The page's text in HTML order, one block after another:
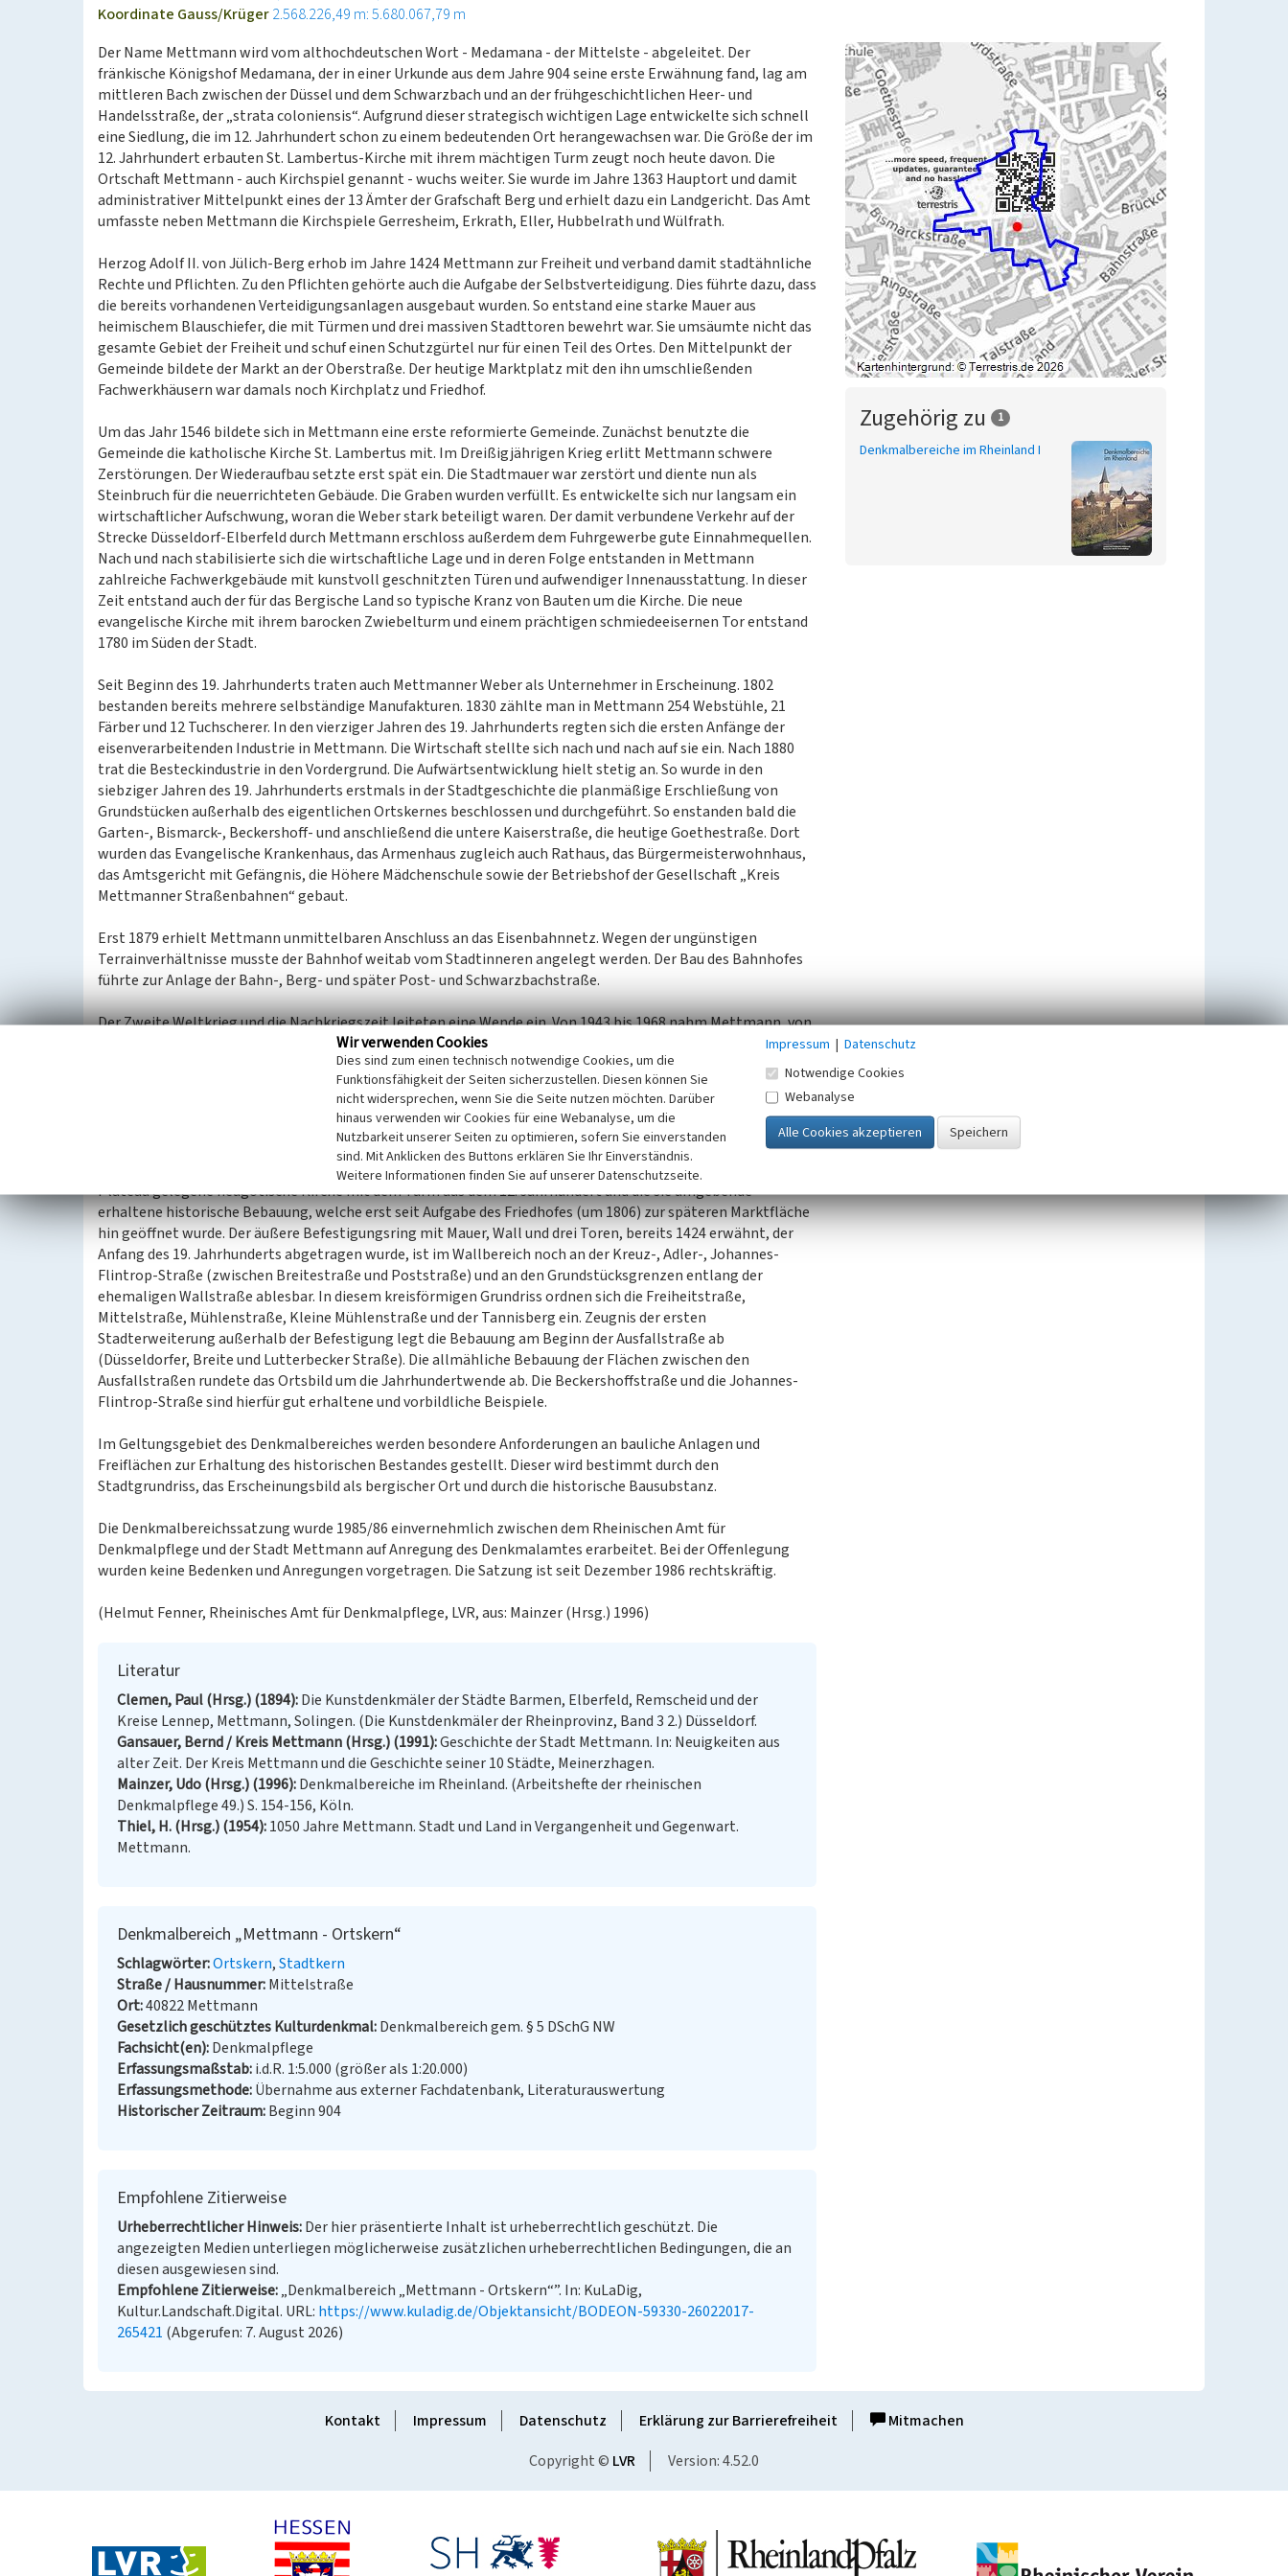
Koordinate Gauss/Krüger2.568.226,49 m: 5.680.067,79 m
Der Name Mettmann wird vom althochdeutschen Wort - Medamana - der Mittelste - abgeleitet. Der
fränkische Königshof Medamana, der in einer Urkunde aus dem Jahre 904 seine erste Erwähnung fand, lag am
mittleren Bach zwischen der Düssel und dem Schwarzbach und an der frühgeschichtlichen Heer- und
Handelsstraße, der „strata coloniensis“. Aufgrund dieser strategisch wichtigen Lage entwickelte sich schnell
eine Siedlung, die im 12. Jahrhundert schon zu einem bedeutenden Ort herangewachsen war. Die Größe der im
12. Jahrhundert erbauten St. Lambertus-Kirche mit ihrem mächtigen Turm zeugt noch heute davon. Die
Ortschaft Mettmann - auch Kirchspiel genannt - wuchs weiter. Sie wurde im Jahre 1363 Hauptort und damit
administrativer Mittelpunkt eines der 13 Ämter der Grafschaft Berg und erhielt dazu ein Landgericht. Das Amt
umfasste neben Mettmann die Kirchspiele Gerresheim, Erkrath, Eller, Hubbelrath und Wülfrath.
Herzog Adolf II. von Jülich-Berg erhob im Jahre 1424 Mettmann zur Freiheit und verband damit stadtähnliche
Rechte und Pflichten. Zu den Pflichten gehörte auch die Aufgabe der Selbstverteidigung. Dies führte dazu, dass
die bereits vorhandenen Verteidigungsanlagen ausgebaut wurden. So entstand eine starke Mauer aus
heimischem Blauschiefer, die mit Türmen und drei massiven Stadttoren bewehrt war. Sie umsäumte nicht das
gesamte Gebiet der Freiheit und schuf einen Schutzgürtel nur für einen Teil des Ortes. Den Mittelpunkt der
Gemeinde bildete der Markt an der Oberstraße. Der heutige Marktplatz mit den ihn umschließenden
Fachwerkhäusern war damals noch Kirchplatz und Friedhof.
Um das Jahr 1546 bildete sich in Mettmann eine erste reformierte Gemeinde. Zunächst benutzte die
Gemeinde die katholische Kirche St. Lambertus mit. Im Dreißigjährigen Krieg erlitt Mettmann schwere
Zerstörungen. Der Wiederaufbau setzte erst spät ein. Die Stadtmauer war zerstört und diente nun als
Steinbruch für die neuerrichteten Gebäude. Die Graben wurden verfüllt. Es entwickelte sich nur langsam ein
wirtschaftlicher Aufschwung, woran die Weber stark beteiligt waren. Der damit verbundene Verkehr auf der
Strecke Düsseldorf-Elberfeld durch Mettmann erschloss außerdem dem Fuhrgewerbe gute Einnahmequellen.
Nach und nach stabilisierte sich die wirtschaftliche Lage und in deren Folge entstanden in Mettmann
zahlreiche Fachwerkgebäude mit kunstvoll geschnitzten Türen und aufwendiger Innenausstattung. In dieser
Zeit entstand auch der für das Bergische Land so typische Kranz von Bauten um die Kirche. Die neue
evangelische Kirche mit ihrem barocken Zwiebelturm und einem prächtigen schmiedeeisernen Tor entstand
1780 im Süden der Stadt.
Seit Beginn des 19. Jahrhunderts traten auch Mettmanner Weber als Unternehmer in Erscheinung. 1802
bestanden bereits mehrere selbständige Manufakturen. 1830 zählte man in Mettmann 254 Webstühle, 21
Färber und 12 Tuchscherer. In den vierziger Jahren des 19. Jahrhunderts regten sich die ersten Anfänge der
eisenverarbeitenden Industrie in Mettmann. Die Wirtschaft stellte sich nach und nach auf sie ein. Nach 1880
trat die Besteckindustrie in den Vordergrund. Die Aufwärtsentwicklung hielt stetig an. So wurde in den
siebziger Jahren des 19. Jahrhunderts erstmals in der Stadtgeschichte die planmäßige Erschließung von
Grundstücken außerhalb des eigentlichen Ortskernes beschlossen und durchgeführt. So enstanden bald die
Garten-, Bismarck-, Beckershoff- und anschließend die untere Kaiserstraße, die heutige Goethestraße. Dort
wurden das Evangelische Krankenhaus, das Armenhaus zugleich auch Rathaus, das Bürgermeisterwohnhaus,
das Amtsgericht mit Gefängnis, die Höhere Mädchenschule sowie der Betriebshof der Gesellschaft „Kreis
Mettmanner Straßenbahnen“ gebaut.
Erst 1879 erhielt Mettmann unmittelbaren Anschluss an das Eisenbahnnetz. Wegen der ungünstigen
Terrainverhältnisse musste der Bahnhof weitab vom Stadtinneren angelegt werden. Der Bau des Bahnhofes
führte zur Anlage der Bahn-, Berg- und später Post- und Schwarzbachstraße.
Der Zweite Weltkrieg und die Nachkriegszeit leiteten eine Wende ein. Von 1943 bis 1968 nahm Mettmann, von
Bomben und anderen Kriegsschrecken nahezu unversehrt, rund 10.000 Neubürger auf. Dies führte
zwangsläufig zu einer großen Bautätigkeit und Ausweitung des Stadtgebietes. Die Stadt Mettmann ist heute
Sitz der Kreisverwaltung des gleichnamigen Kreises.
Mettmann besitzt heute in seinem Kern ein gut erhaltenes, typisch bergisches Ortsbild, das die
siedlungsgeschichtliche Entwicklung von der Zeit um 900 bis um die vorletzte Jahrhundertwende als
Wachstumsprozess ablesbar macht. Mittelpunkt der Siedlung ist die auf einem nach drei Seiten abfallenden
Plateau gelegene neugotische Kirche mit dem Turm aus dem 12. Jahrhundert und die sie umgebende
erhaltene historische Bebauung, welche erst seit Aufgabe des Friedhofes (um 1806) zur späteren Marktfläche
hin geöffnet wurde. Der äußere Befestigungsring mit Mauer, Wall und drei Toren, bereits 1424 erwähnt, der
Anfang des 19. Jahrhunderts abgetragen wurde, ist im Wallbereich noch an der Kreuz-, Adler-, Johannes-
Flintrop-Straße (zwischen Breitestraße und Poststraße) und an den Grundstücksgrenzen entlang der
ehemaligen Wallstraße ablesbar. In diesem kreisförmigen Grundriss ordnen sich die Freiheitstraße,
Mittelstraße, Mühlenstraße, Kleine Mühlenstraße und der Tannisberg ein. Zeugnis der ersten
Stadterweiterung außerhalb der Befestigung legt die Bebauung am Beginn der Ausfallstraße ab
(Düsseldorfer, Breite und Lutterbecker Straße). Die allmähliche Bebauung der Flächen zwischen den
Ausfallstraßen rundete das Ortsbild um die Jahrhundertwende ab. Die Beckershoffstraße und die Johannes-
Flintrop-Straße sind hierfür gut erhaltene und vorbildliche Beispiele.
Im Geltungsgebiet des Denkmalbereiches werden besondere Anforderungen an bauliche Anlagen und
Freiflächen zur Erhaltung des historischen Bestandes gestellt. Dieser wird bestimmt durch den
Stadtgrundriss, das Erscheinungsbild als bergischer Ort und durch die historische Bausubstanz.
Die Denkmalbereichssatzung wurde 1985/86 einvernehmlich zwischen dem Rheinischen Amt für
Denkmalpflege und der Stadt Mettmann auf Anregung des Denkmalamtes erarbeitet. Bei der Offenlegung
wurden keine Bedenken und Anregungen vorgetragen. Die Satzung ist seit Dezember 1986 rechtskräftig.
(Helmut Fenner, Rheinisches Amt für Denkmalpflege, LVR, aus: Mainzer (Hrsg.) 1996)
Literatur
Clemen, Paul (Hrsg.) (1894) Die Kunstdenkmäler der Städte Barmen, Elberfeld, Remscheid und der
Kreise Lennep, Mettmann, Solingen. (Die Kunstdenkmäler der Rheinprovinz, Band 3 2.) Düsseldorf.
Gansauer, Bernd / Kreis Mettmann (Hrsg.) (1991) Geschichte der Stadt Mettmann. In: Neuigkeiten aus
alter Zeit. Der Kreis Mettmann und die Geschichte seiner 10 Städte, Meinerzhagen.
Mainzer, Udo (Hrsg.) (1996) Denkmalbereiche im Rheinland. (Arbeitshefte der rheinischen
Denkmalpflege 49.) S. 154-156, Köln.
Thiel, H. (Hrsg.) (1954) 1050 Jahre Mettmann. Stadt und Land in Vergangenheit und Gegenwart.
Mettmann.
Denkmalbereich „Mettmann - Ortskern“
Schlagwörter Ortskern Stadtkern
Straße / Hausnummer Mittelstraße
Ort 40822 Mettmann
Gesetzlich geschütztes Kulturdenkmal Denkmalbereich gem. § 5 DSchG NW
Fachsicht(en) Denkmalpflege
Erfassungsmaßstab i.d.R. 1:5.000 (größer als 1:20.000)
Erfassungsmethode Übernahme aus externer Fachdatenbank, Literaturauswertung
Historischer Zeitraum Beginn 904
Empfohlene Zitierweise
Urheberrechtlicher Hinweis Der hier präsentierte Inhalt ist urheberrechtlich geschützt. Die
angezeigten Medien unterliegen möglicherweise zusätzlichen urheberrechtlichen Bedingungen, die an
diesen ausgewiesen sind.
Empfohlene Zitierweise „Denkmalbereich „Mettmann - Ortskern“”. In: KuLaDig,
Kultur.Landschaft.Digital. URL: https://www.kuladig.de/Objektansicht/BODEON-59330-26022017-
265421 (Abgerufen: 7. August 2026)
Zugehörig zu 1
Denkmalbereiche im Rheinland I
Kontakt Impressum Datenschutz Erklärung zur Barrierefreiheit
Mitmachen
Copyright © LVR Version: 4.52.0
Wir verwenden Cookies
Dies sind zum einen technisch notwendige Cookies, um die
Funktionsfähigkeit der Seiten sicherzustellen. Diesen können Sie
nicht widersprechen, wenn Sie die Seite nutzen möchten. Darüber
hinaus verwenden wir Cookies für eine Webanalyse, um die
Nutzbarkeit unserer Seiten zu optimieren, sofern Sie einverstanden
sind. Mit Anklicken des Buttons erklären Sie Ihr Einverständnis.
Weitere Informationen finden Sie auf unserer Datenschutzseite.
Impressum | Datenschutz
Notwendige Cookies
Webanalyse